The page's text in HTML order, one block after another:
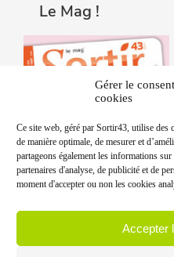
Gérer le
cookies
Ce site web, géré par Sortir43, utilise
de manière optimale, de mesurer et
partageons également les informations
partenaires d'analyse, de publicité et de
moment d'accepter ou non les cookies
Accepter
Le Mag !